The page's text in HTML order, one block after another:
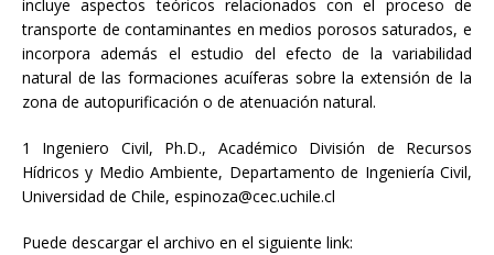
incluye aspectos teóricos relacionados con el proceso de
transporte de contaminantes en medios porosos saturados, e
incorpora además el estudio del efecto de la variabilidad
natural de las formaciones acuíferas sobre la extensión de la
zona de autopurificación o de atenuación natural.
1 Ingeniero Civil, Ph.D., Académico División de Recursos
Hídricos y Medio Ambiente, Departamento de Ingeniería Civil,
Universidad de Chile, espinoza@cec.uchile.cl
Puede descargar el archivo en el siguiente link: